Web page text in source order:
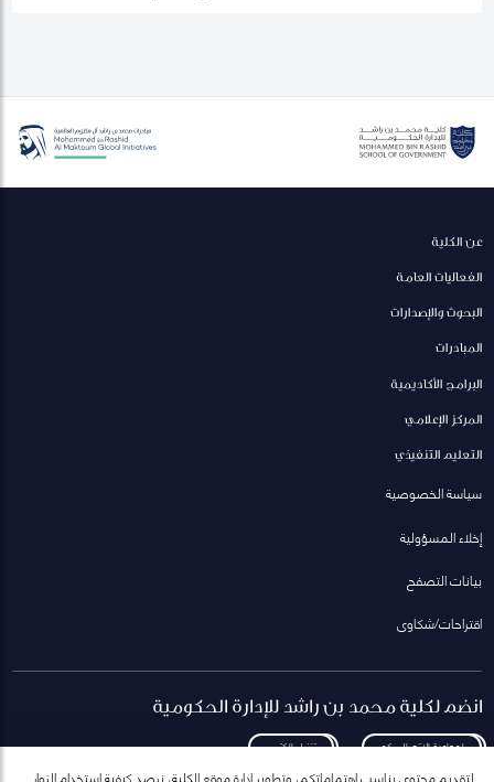
عن الكلية
الفعاليات العامة
البحوث والإصدارات
المبادرات
البرامج الأكاديمية
المركز الإعلامي
التعليم التنفيذي
سياسة الخصوصية
إخلاء المسؤولية
بيانات التصفح
اقتراحات/شكاوى
انضم لكلية محمد بن راشد للإدارة الحكومية
لمعاودة الاتصال بكم تنزيل الكتيب